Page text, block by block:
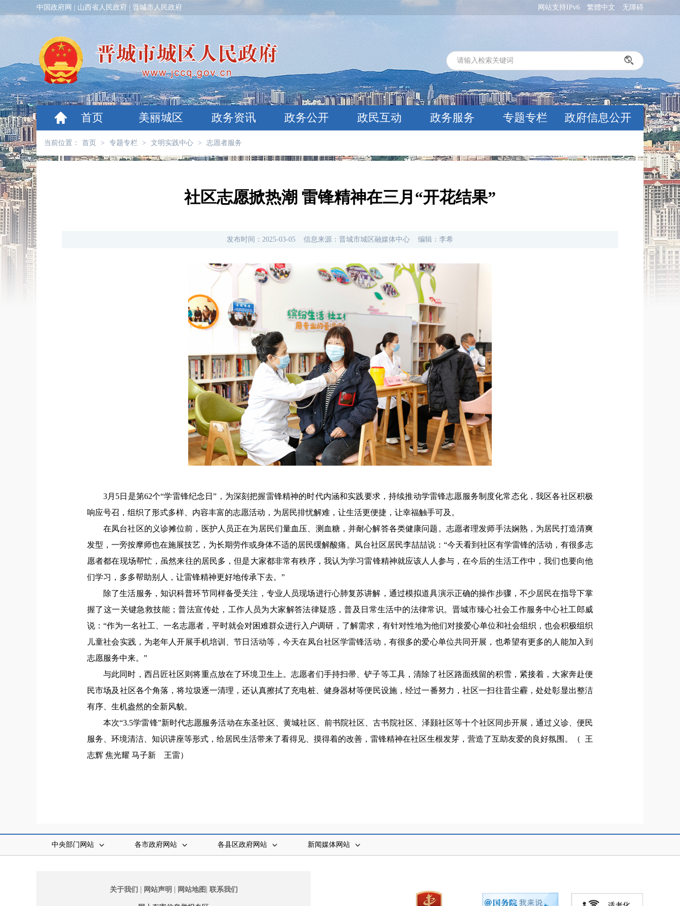
中国政府网 山西省人民政府 晋城市人民政府 网站支持IPv6 繁體中文 无障碍
首页 美丽城区 政务资讯 政务公开 政民互动 政务服务 专题专栏 政府信息公开
当前位置： 首页 > 专题专栏 > 文明实践中心 > 志愿者服务
社区志愿掀热潮 雷锋精神在三月“开花结果”
发布时间： 2025-03-05 信息来源： 晋城市城区融媒体中心 编辑： 李希
3月5日是第62个“学雷锋纪念日”，为深刻把握雷锋精神的时代内涵和实践要求，持续推动学雷锋志愿服务制度化常态化，我区各社区积极
响应号召，组织了形式多样、内容丰富的志愿活动，为居民排忧解难，让生活更便捷，让幸福触手可及。
在凤台社区的义诊摊位前，医护人员正在为居民们量血压、测血糖，并耐心解答各类健康问题。志愿者理发师手法娴熟，为居民打造清爽
发型，一旁按摩师也在施展技艺，为长期劳作或身体不适的居民缓解酸痛。
凤台社区居民李喆喆说：“今天看到社区有学雷锋的活动，有很多志
愿者都在现场帮忙，虽然来往的居民多，但是大家都非常有秩序，我认为学习雷锋精神就应该人人参与，在今后的生活工作中，我们也要向他
们学习，多多帮助别人，让雷锋精神更好地传承下去。 ”
除了生活服务，知识科普环节同样备受关注，专业人员现场进行心肺复苏讲解，通过模拟道具演示正确的操作步骤，不少居民在指导下掌
握了这一关键急救技能；普法宣传处，工作人员为大家解答法律疑惑，普及日常生活中的法律常识。 晋城市臻心社会工作服务中心社工郎威
说：“作为一名社工、一名志愿者，平时就会对困难群众进行入户调研，了解需求，有针对性地为他们对接爱心单位和社会组织，也会积极组织
儿童社会实践，为老年人开展手机培训、节日活动等，今天在凤台社区学雷锋活动，有很多的爱心单位共同开展，也希望有更多的人能加入到
志愿服务中来。 ”
与此同时，西吕匠社区则将重点放在了环境卫生上。志愿者们手持扫帚、铲子等工具，清除了社区路面残留的积雪，紧接着，大家奔赴便
民市场及社区各个角落，将垃圾逐一清理，还认真擦拭了充电桩、健身器材等便民设施，经过一番努力，社区一扫往昔尘霾，处处彰显出整洁
有序、生机盎然的全新风貌。
本次“3.5学雷锋”新时代志愿服务活动在东圣社区、黄城社区、前书院社区、古书院社区、泽颢社区等十个社区同步开展，通过义诊、便民
服务、环境清洁、知识讲座等形式，给居民生活带来了看得见、摸得着的改善，雷锋精神在社区生根发芽，营造了互助友爱的良好氛围。（
王
志辉 焦光耀 马子新 王雷）
中央部门网站 各市政府网站 各县区政府网站 新闻媒体网站
关于我们 | 网站声明 | 网站地图 | 联系我们